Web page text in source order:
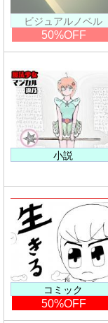
ビジュアルノベル
50%OFF
小説
コミック
50%OFF